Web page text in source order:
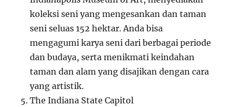
koleksi seni yang mengesankan dan taman
seni seluas 152 hektar. Anda bisa
mengagumi karya seni dari berbagai periode
dan budaya, serta menikmati keindahan
taman dan alam yang disajikan dengan cara
yang artistik.
The Indiana State Capitol